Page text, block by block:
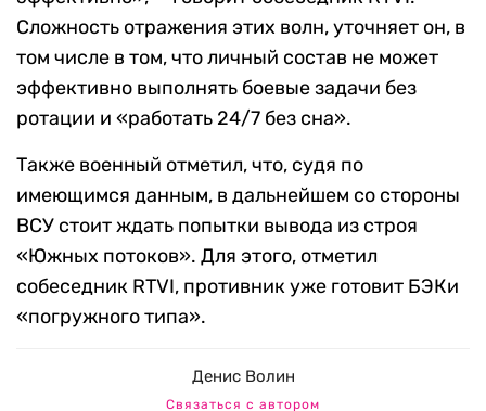
Сложность отражения этих волн, уточняет он, в
том числе в том, что личный состав не может
эффективно выполнять боевые задачи без
ротации и «работать 24/7 без сна».
Также военный отметил, что, судя по
имеющимся данным, в дальнейшем со стороны
ВСУ стоит ждать попытки вывода из строя
«Южных потоков». Для этого, отметил
собеседник RTVI, противник уже готовит БЭКи
«погружного типа».
Денис Волин
Связаться с автором